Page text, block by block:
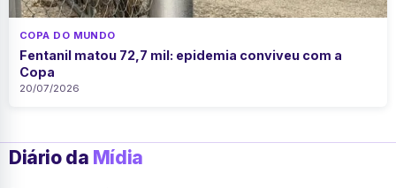
COPA DO MUNDO
Fentanil matou 72,7 mil: epidemia conviveu com a
Copa
20/07/2026
Diário da Mídia